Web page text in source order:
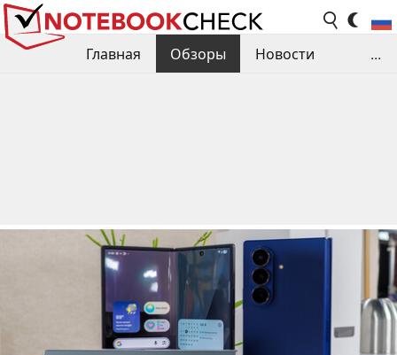
Главная Обзоры
Новости
...